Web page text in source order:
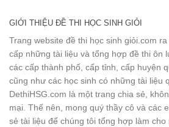
GIỚI THIỆU ĐỀ THI HỌC SINH GIỎI
Trang website đề thi học sinh giỏi.com
cấp những tài liệu và tổng hợp đề thi ôn
các cấp thành phố, cấp tỉnh, cấp huyện
cũng như các học sinh có những tài liệu
DethiHSG.com là một trang chia sẻ,
mại. Thế nên, mong quý thầy cô và các
sẻ tài liệu để chúng tôi tổng hợp làm